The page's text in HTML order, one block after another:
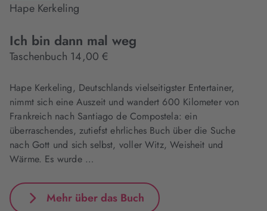
Hape Kerkeling
Ich bin dann mal weg
Taschenbuch 14,00 €
Hape Kerkeling, Deutschlands vielseitigster Entertainer,
nimmt sich eine Auszeit und wandert 600 Kilometer von
Frankreich nach Santiago de Compostela: ein
überraschendes, zutiefst ehrliches Buch über die Suche
nach Gott und sich selbst, voller Witz, Weisheit und
Wärme. Es wurde …
Mehr über das Buch